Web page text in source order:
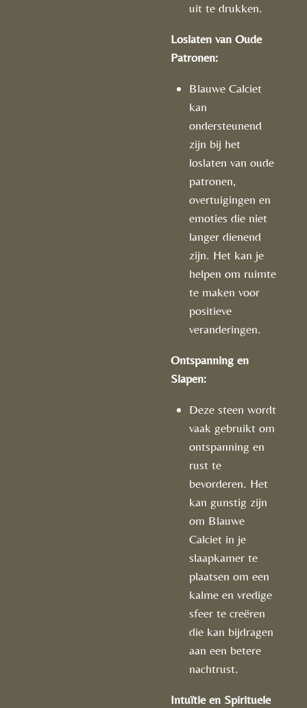
uit te drukken.
Loslaten van Oude
Patronen:
Blauwe Calciet
kan
ondersteunend
zijn bij het
loslaten van oude
patronen,
overtuigingen en
emoties die niet
langer dienend
zijn. Het kan je
helpen om ruimte
te maken voor
positieve
veranderingen.
Ontspanning en
Slapen:
Deze steen wordt
vaak gebruikt om
ontspanning en
rust te
bevorderen. Het
kan gunstig zijn
om Blauwe
Calciet in je
slaapkamer te
plaatsen om een
kalme en vredige
sfeer te creëren
die kan bijdragen
aan een betere
nachtrust.
Intuïtie en Spirituele